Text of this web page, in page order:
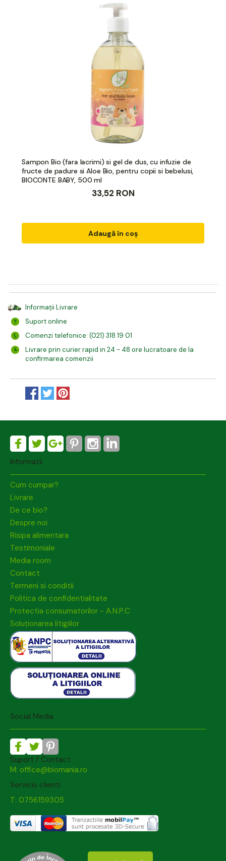
Sampon Bio (fara lacrimi) si gel de dus, cu infuzie de
fructe de padure si Aloe Bio, pentru copii si bebelusi,
BIOCONTE BABY, 500 ml
33,52 RON
Adaugă în coș
Informații Livrare
Suport online
Comenzi telefonice: (021) 318 19 01
Livrare prin curier rapid in 24 - 48 ore lucratoare de la
confirmarea comenzii
Informatii
Cum cumpar?
Livrare
De ce bio?
Despre noi
Risipa alimentara
Testimoniale
Media room
Contact
Termeni si conditii
Politica de confidentialitate
Protectia consumatorilor - A.N.P.C
Soluționarea litigiilor
Social Media
Suport / Contact
M: office@biomania.ro
Serviciu clienti
T: 0756159305